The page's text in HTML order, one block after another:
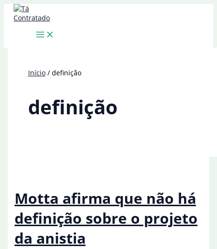
para
Início definição
definição
Motta afirma que não há
definição sobre o projeto
da anistia